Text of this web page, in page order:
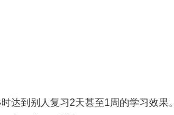
达到别人复习2天甚至1周的学习效果。